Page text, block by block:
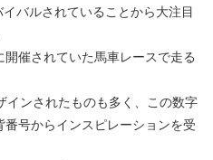
バルされていることから大注目
催されていた馬車レースで走る
インされたものも多く、この数字
号からインスピレーションを受